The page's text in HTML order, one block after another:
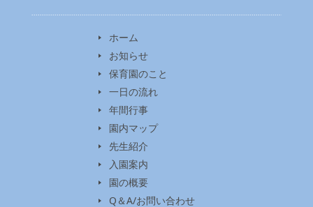
ホーム
お知らせ
保育園のこと
一日の流れ
年間行事
園内マップ
先生紹介
入園案内
園の概要
Q＆A/お問い合わせ